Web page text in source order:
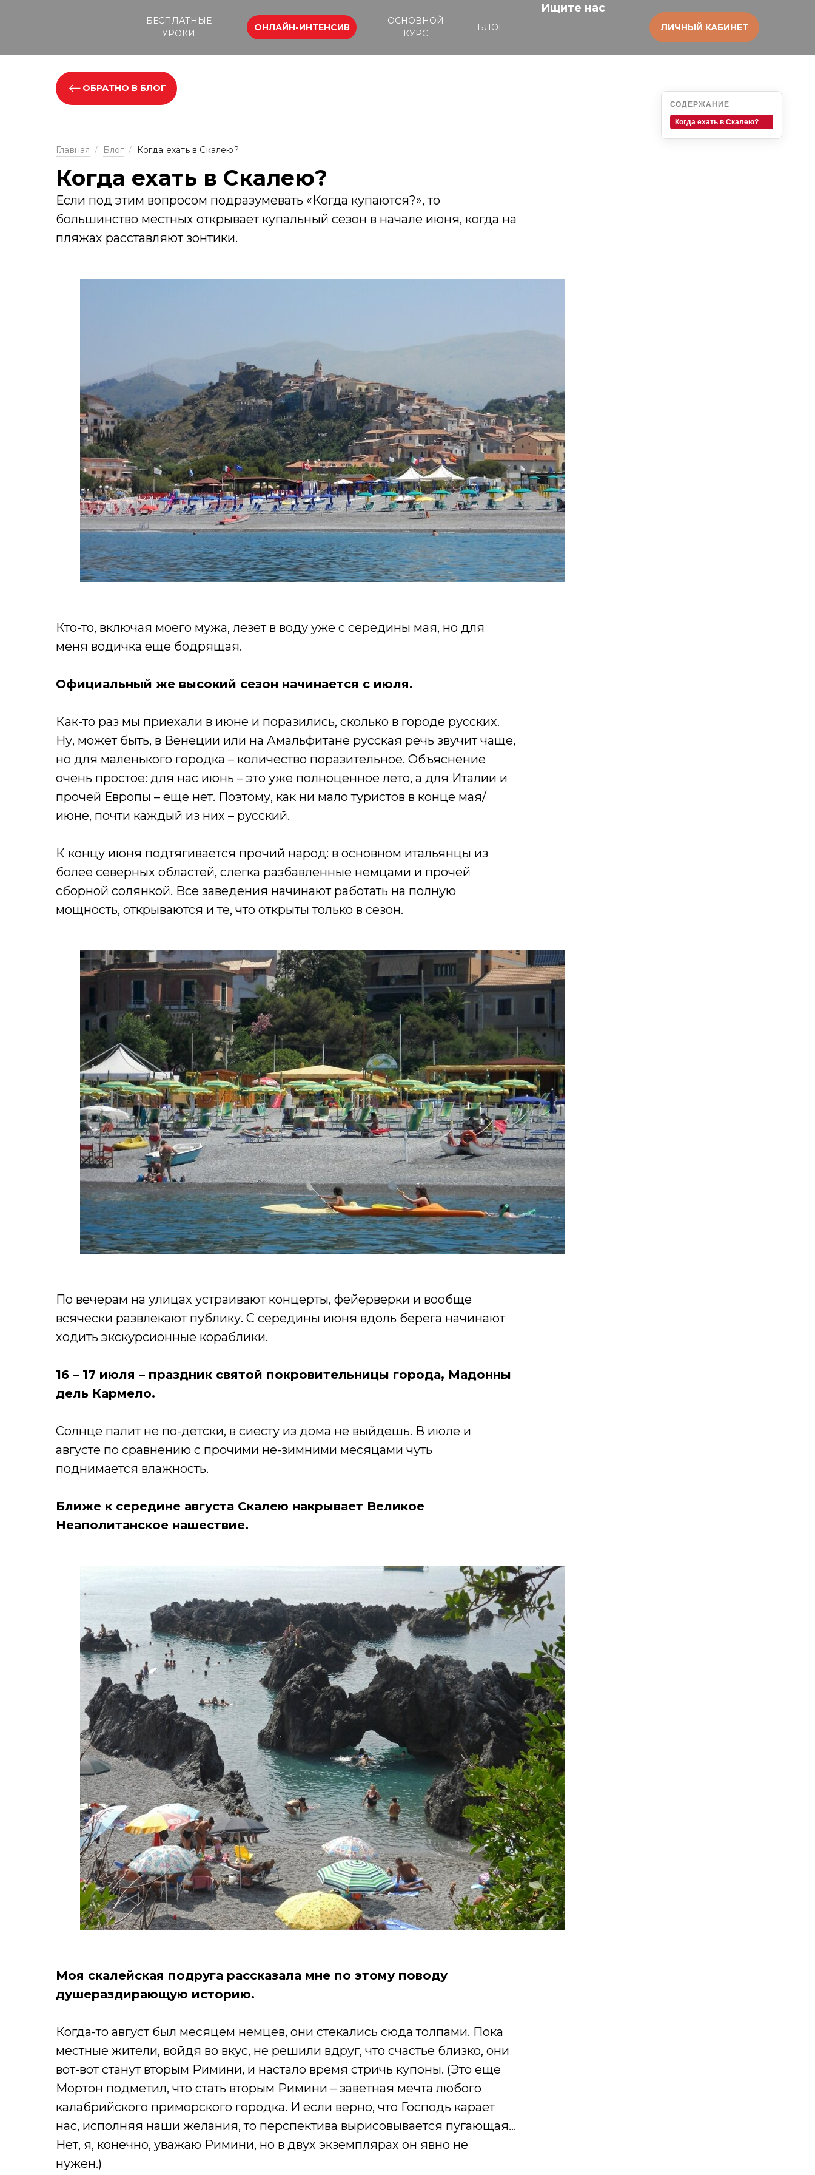
БЕСПЛАТНЫЕ
УРОКИ
ОНЛАЙН-ИНТЕНСИВ
ОСНОВНОЙ
КУРС
БЛОГ ЛИЧНЫЙ КАБИНЕТ
Ищите нас
ОБРАТНО В БЛОГ
Главная / Блог / Когда ехать в Скалею?
Когда ехать в Скалею?
Если под этим вопросом подразумевать «Когда купаются?», то
большинство местных открывает купальный сезон в начале июня, когда на
пляжах расставляют зонтики.
Кто-то, включая моего мужа, лезет в воду уже с середины мая, но для
меня водичка еще бодрящая.
Официальный же высокий сезон начинается с июля.
Как-то раз мы приехали в июне и поразились, сколько в городе русских.
Ну, может быть, в Венеции или на Амальфитане русская речь звучит чаще,
но для маленького городка – количество поразительное. Объяснение
очень простое: для нас июнь – это уже полноценное лето, а для Италии и
прочей Европы – еще нет. Поэтому, как ни мало туристов в конце мая/
июне, почти каждый из них – русский.
К концу июня подтягивается прочий народ: в основном итальянцы из
более северных областей, слегка разбавленные немцами и прочей
сборной солянкой. Все заведения начинают работать на полную
мощность, открываются и те, что открыты только в сезон.
По вечерам на улицах устраивают концерты, фейерверки и вообще
всячески развлекают публику. С середины июня вдоль берега начинают
ходить экскурсионные кораблики.
16 – 17 июля – праздник святой покровительницы города, Мадонны
дель Кармело.
Солнце палит не по-детски, в сиесту из дома не выйдешь. В июле и
августе по сравнению с прочими не-зимними месяцами чуть
поднимается влажность.
Ближе к середине августа Скалею накрывает Великое
Неаполитанское нашествие.
Моя скалейская подруга рассказала мне по этому поводу
душераздирающую историю.
Когда-то август был месяцем немцев, они стекались сюда толпами. Пока
местные жители, войдя во вкус, не решили вдруг, что счастье близко, они
вот-вот станут вторым Римини, и настало время стричь купоны. (Это еще
Мортон подметил, что стать вторым Римини – заветная мечта любого
калабрийского приморского городка. И если верно, что Господь карает
нас, исполняя наши желания, то перспектива вырисовывается пугающая…
Нет, я, конечно, уважаю Римини, но в двух экземплярах он явно не
нужен.)
СОДЕРЖАНИЕ
Когда ехать в Скалею?